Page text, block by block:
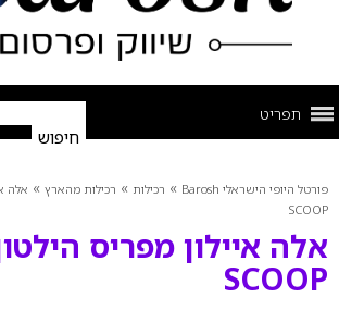
תפריט
פורטל היופי הישראלי Barosh » רכילות » רכילות מהארץ » אלה
SCOOP
אלה איילון מפריס
SCOOP